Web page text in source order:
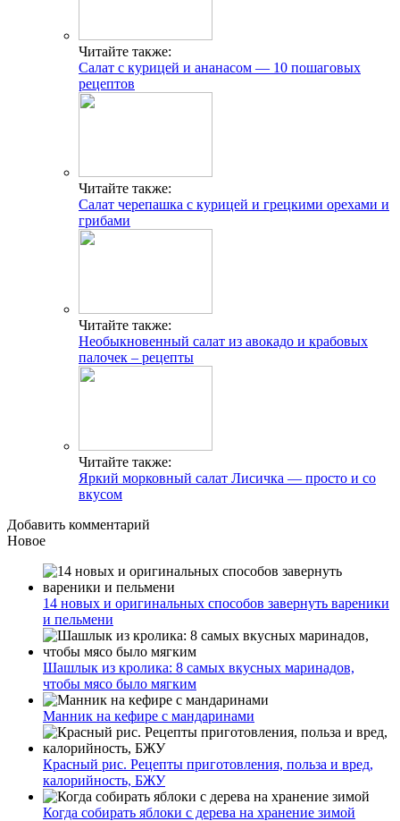
Читайте также:
Салат с курицей и ананасом — 10 пошаговых
рецептов
Читайте также:
Салат черепашка с курицей и грецкими орехами и
грибами
Читайте также:
Необыкновенный салат из авокадо и крабовых
палочек – рецепты
Читайте также:
Яркий морковный салат Лисичка — просто и со
вкусом
Добавить комментарий
Новое
14 новых и оригинальных способов завернуть вареники
и пельмени
Шашлык из кролика: 8 самых вкусных маринадов,
чтобы мясо было мягким
Манник на кефире с мандаринами
Красный рис. Рецепты приготовления, польза и вред,
калорийность, БЖУ
Когда собирать яблоки с дерева на хранение зимой